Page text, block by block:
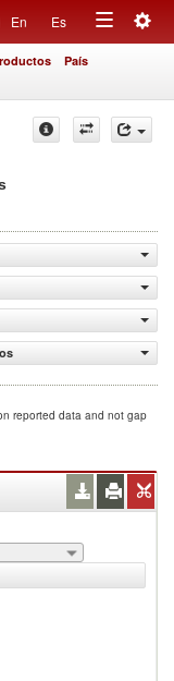
En Es
Toggle
País
reported data and not gap